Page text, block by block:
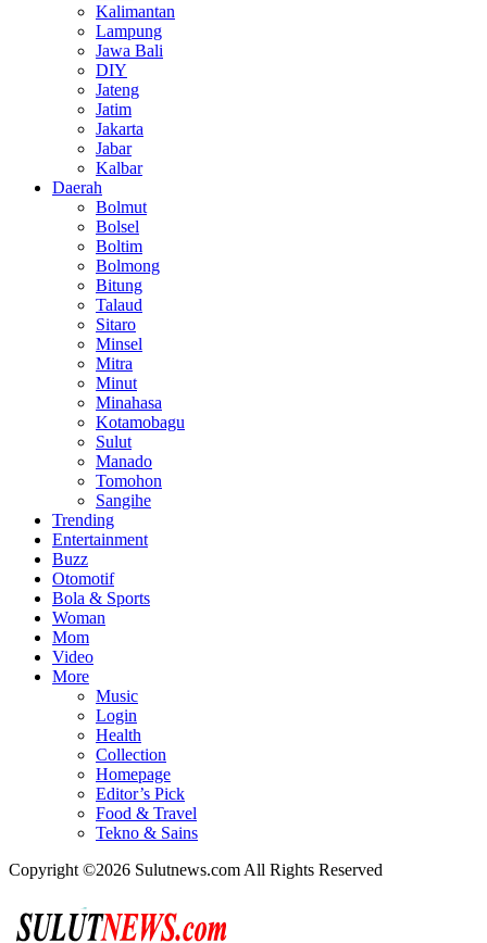
Kalimantan
Lampung
Jawa Bali
DIY
Jateng
Jatim
Jakarta
Jabar
Kalbar
Daerah
Bolmut
Bolsel
Boltim
Bolmong
Bitung
Talaud
Sitaro
Minsel
Mitra
Minut
Minahasa
Kotamobagu
Sulut
Manado
Tomohon
Sangihe
Trending
Entertainment
Buzz
Otomotif
Bola & Sports
Woman
Mom
Video
More
Music
Login
Health
Collection
Homepage
Editor’s Pick
Food & Travel
Tekno & Sains
Copyright ©2026 Sulutnews.com All Rights Reserved